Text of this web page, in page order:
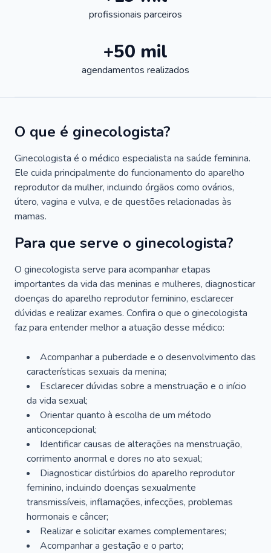
profissionais parceiros
+50 mil
agendamentos realizados
O que é ginecologista?
Ginecologista é o médico especialista na saúde feminina.
Ele cuida principalmente do funcionamento do aparelho
reprodutor da mulher, incluindo órgãos como ovários,
útero, vagina e vulva, e de questões relacionadas às
mamas.
Para que serve o ginecologista?
O ginecologista serve para acompanhar etapas
importantes da vida das meninas e mulheres, diagnosticar
doenças do aparelho reprodutor feminino, esclarecer
dúvidas e realizar exames. Confira o que o ginecologista
faz para entender melhor a atuação desse médico:
Acompanhar a puberdade e o desenvolvimento das
características sexuais da menina;
Esclarecer dúvidas sobre a menstruação e o início
da vida sexual;
Orientar quanto à escolha de um método
anticoncepcional;
Identificar causas de alterações na menstruação,
corrimento anormal e dores no ato sexual;
Diagnosticar distúrbios do aparelho reprodutor
feminino, incluindo doenças sexualmente
transmissíveis, inflamações, infecções, problemas
hormonais e câncer;
Realizar e solicitar exames complementares;
Acompanhar a gestação e o parto;